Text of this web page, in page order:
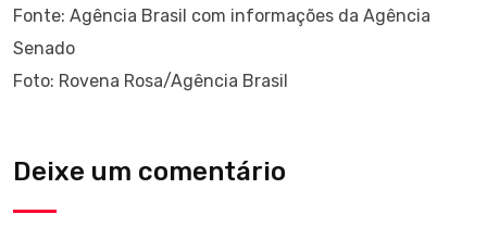
Fonte: Agência Brasil com informações da Agência
Senado
Foto: Rovena Rosa/Agência Brasil
Deixe um comentário